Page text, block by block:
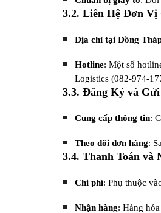
3.2. Liên Hệ Đơn Vị
Địa chỉ tại Đồng
Hotline: Một số
Logistics (082-974-
3.3. Đăng Ký và
Cung cấp thông tin:
Theo dõi đơn hàng:
3.4. Thanh Toán và
Chi phí: Phụ thuộc
Nhận hàng: Hàng